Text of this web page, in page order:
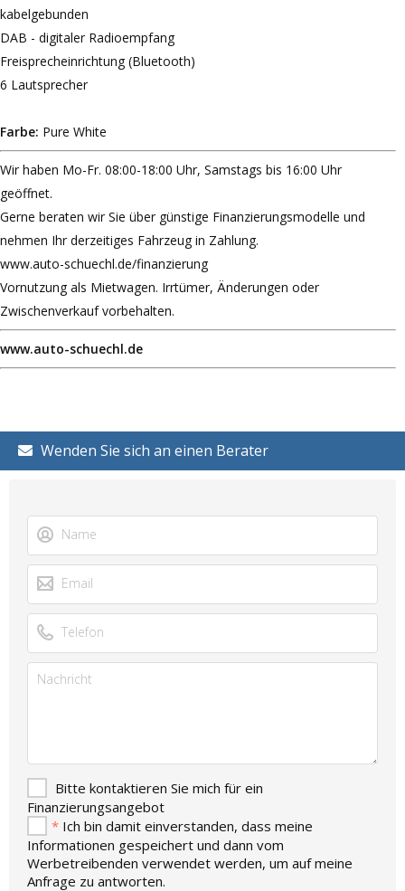
kabelgebunden
DAB - digitaler Radioempfang
Freisprecheinrichtung (Bluetooth)
6 Lautsprecher
Farbe: Pure White
Wir haben Mo-Fr. 08:00-18:00 Uhr, Samstags bis 16:00 Uhr
geöffnet.
Gerne beraten wir Sie über günstige Finanzierungsmodelle und
nehmen Ihr derzeitiges Fahrzeug in Zahlung.
www.auto-schuechl.de/finanzierung
Vornutzung als Mietwagen. Irrtümer, Änderungen oder
Zwischenverkauf vorbehalten.
www.auto-schuechl.de
Wenden Sie sich an einen Berater
Bitte kontaktieren Sie mich für ein
Finanzierungsangebot
* Ich bin damit einverstanden, dass meine
Informationen gespeichert und dann vom
Werbetreibenden verwendet werden, um auf meine
Anfrage zu antworten.